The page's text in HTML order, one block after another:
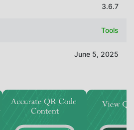
3.6.7
Tools
June 5, 2025